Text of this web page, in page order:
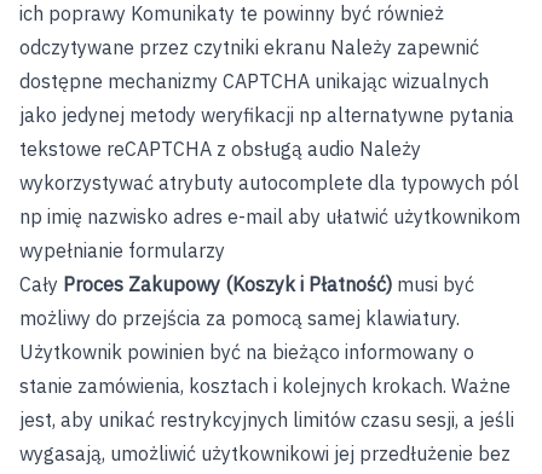
ich poprawy Komunikaty te powinny być również
odczytywane przez czytniki ekranu Należy zapewnić
dostępne mechanizmy CAPTCHA unikając wizualnych
jako jedynej metody weryfikacji np alternatywne pytania
tekstowe reCAPTCHA z obsługą audio Należy
wykorzystywać atrybuty autocomplete dla typowych pól
np imię nazwisko adres e-mail aby ułatwić użytkownikom
wypełnianie formularzy
Cały Proces Zakupowy (Koszyk i Płatność) musi być
możliwy do przejścia za pomocą samej klawiatury.
Użytkownik powinien być na bieżąco informowany o
stanie zamówienia, kosztach i kolejnych krokach. Ważne
jest, aby unikać restrykcyjnych limitów czasu sesji, a jeśli
wygasają, umożliwić użytkownikowi jej przedłużenie bez